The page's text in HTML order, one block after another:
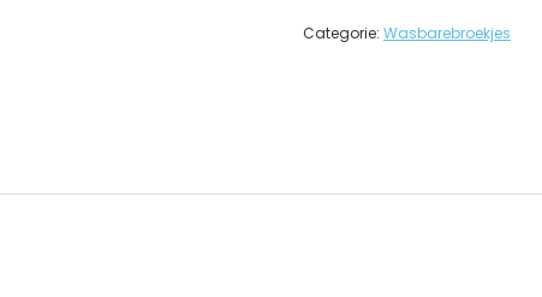
Categorie: Wasbarebroekjes